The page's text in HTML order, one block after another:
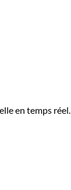
en temps réel.